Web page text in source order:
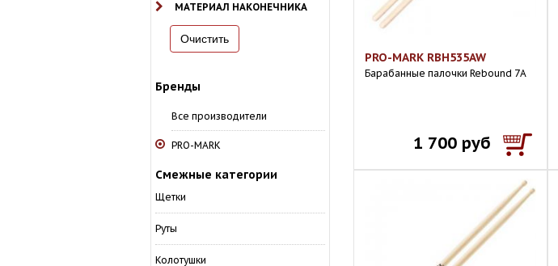
МАТЕРИАЛ НАКОНЕЧНИКА
Бренды
Все производители
PRO-MARK
Смежные категории
Щетки
Руты
Колотушки
PRO-MARK RBH535AW
Барабанные палочки Rebound 7A
1 700 руб